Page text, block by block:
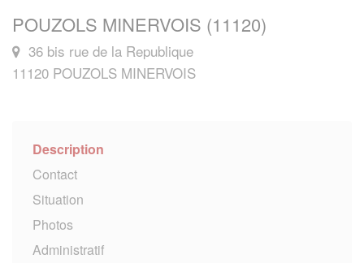
POUZOLS MINERVOIS (11120)
36 bis rue de la Republique
11120 POUZOLS MINERVOIS
Description
Contact
Situation
Photos
Administratif